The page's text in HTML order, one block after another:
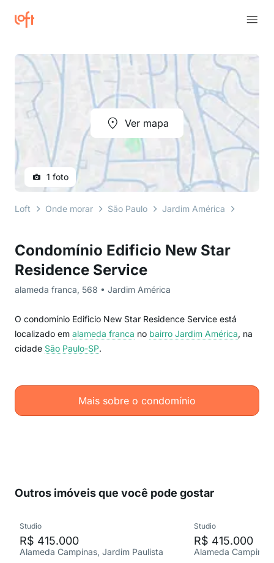
Condomínio Edificio New Star
Residence Service
alameda franca, 568 • Jardim América
O condomínio Edificio New Star Residence Service está
localizado em alameda franca no bairro Jardim América, na
cidade São Paulo-SP.
Mais sobre o condomínio
Ver mapa
1 foto
Loft Onde morar São Paulo Jardim América
Outros imóveis que você pode gostar
Studio
R$ 415.000
Alameda Campinas, Jardim Paulista
Studio
R$ 415.000
Alameda